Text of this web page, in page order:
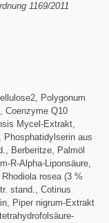
1169/2011
Polygonum
Coenzyme Q10
Mycel-Extrakt,
aus
Berberitze, Palmöl
R-Alpha-Liponsäure,
rosea (3 %
stand., Cotinus
Piper nigrum-Extrakt